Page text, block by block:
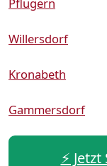
Willersdorf
Kronabeth
Gammersdorf
⚡️